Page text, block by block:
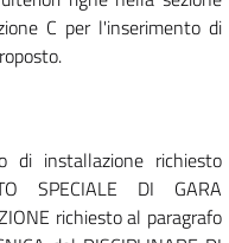
C per l'inserimento di
di installazione richiesto
SPECIALE DI GARA
richiesto al paragrafo